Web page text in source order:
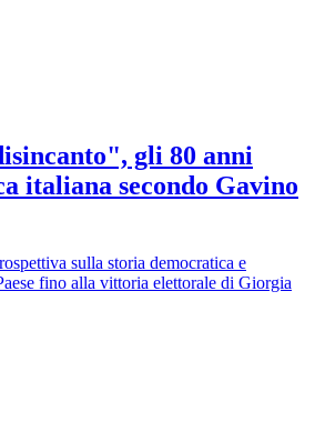
gli 80 anni
italiana secondo Gavino
sulla storia democratica e
fino alla vittoria elettorale di Giorgia